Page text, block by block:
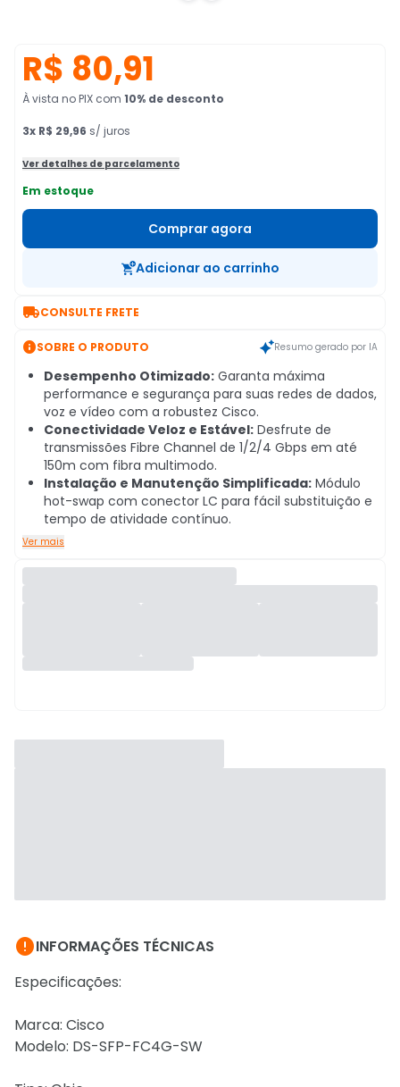
R$ 80,91
À vista no PIX com 10% de desconto
3x R$ 29,96 s/ juros
Ver detalhes de parcelamento
Em estoque
Comprar agora
Adicionar ao carrinho
CONSULTE FRETE
SOBRE O PRODUTO Resumo gerado por IA
Desempenho Otimizado: Garanta máxima
performance e segurança para suas redes de dados,
voz e vídeo com a robustez Cisco.
Conectividade Veloz e Estável: Desfrute de
transmissões Fibre Channel de 1/2/4 Gbps em até
150m com fibra multimodo.
Instalação e Manutenção Simplificada: Módulo
hot-swap com conector LC para fácil substituição e
tempo de atividade contínuo.
Ver mais
INFORMAÇÕES TÉCNICAS
Especificações:
Marca: Cisco
Modelo: DS-SFP-FC4G-SW